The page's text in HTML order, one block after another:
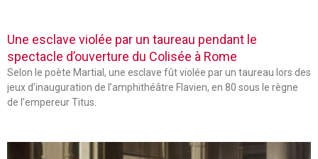
Une esclave violée par un taureau pendant le
spectacle d’ouverture du Colisée à Rome
Selon le poète Martial, une esclave fût violée par un taureau lors des
jeux d’inauguration de l’amphithéâtre Flavien, en 80 sous le règne
de l’empereur Titus.